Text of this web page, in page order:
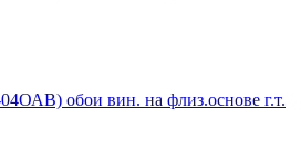
обои вин. на флиз.основе г.т.